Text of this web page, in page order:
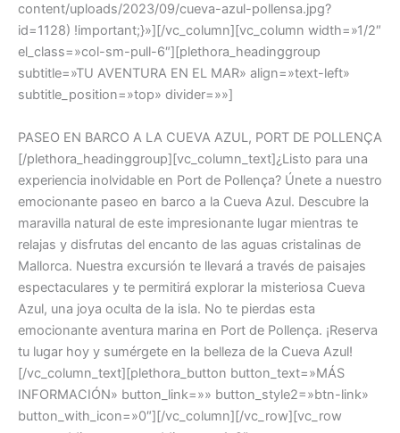
content/uploads/2023/09/cueva-azul-pollensa.jpg?
id=1128) !important;}»][/vc_column][vc_column width=»1/2″
el_class=»col-sm-pull-6″][plethora_headinggroup
subtitle=»TU AVENTURA EN EL MAR» align=»text-left»
subtitle_position=»top» divider=»»]
PASEO EN BARCO A LA CUEVA AZUL, PORT DE POLLENÇA
[/plethora_headinggroup][vc_column_text]¿Listo para una
experiencia inolvidable en Port de Pollença? Únete a nuestro
emocionante paseo en barco a la Cueva Azul. Descubre la
maravilla natural de este impresionante lugar mientras te
relajas y disfrutas del encanto de las aguas cristalinas de
Mallorca. Nuestra excursión te llevará a través de paisajes
espectaculares y te permitirá explorar la misteriosa Cueva
Azul, una joya oculta de la isla. No te pierdas esta
emocionante aventura marina en Port de Pollença. ¡Reserva
tu lugar hoy y sumérgete en la belleza de la Cueva Azul!
[/vc_column_text][plethora_button button_text=»MÁS
INFORMACIÓN» button_link=»» button_style2=»btn-link»
button_with_icon=»0″][/vc_column][/vc_row][vc_row